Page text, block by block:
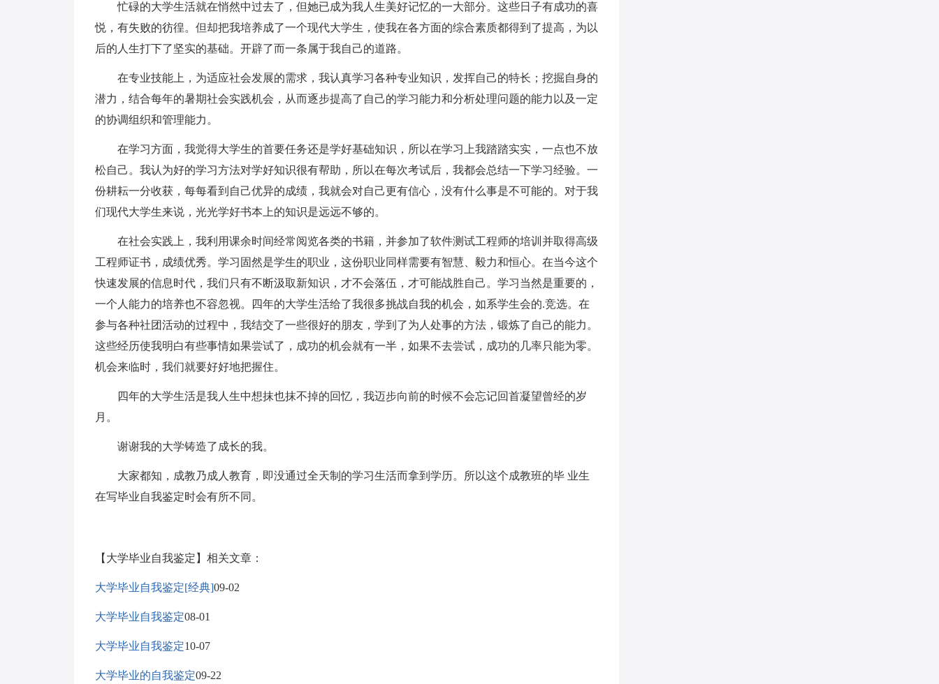
忙碌的大学生活就在悄然中过去了，但她已成为我人生美好记忆的一大部分。这些日子有成功的喜
悦，有失败的彷徨。但却把我培养成了一个现代大学生，使我在各方面的综合素质都得到了提高，为以
后的人生打下了坚实的基础。开辟了而一条属于我自己的道路。
在专业技能上，为适应社会发展的需求，我认真学习各种专业知识，发挥自己的特长；挖掘自身的
潜力，结合每年的暑期社会实践机会，从而逐步提高了自己的学习能力和分析处理问题的能力以及一定
的协调组织和管理能力。
在学习方面，我觉得大学生的首要任务还是学好基础知识，所以在学习上我踏踏实实，一点也不放
松自己。我认为好的学习方法对学好知识很有帮助，所以在每次考试后，我都会总结一下学习经验。一
份耕耘一分收获，每每看到自己优异的成绩，我就会对自己更有信心，没有什么事是不可能的。对于我
们现代大学生来说，光光学好书本上的知识是远远不够的。
在社会实践上，我利用课余时间经常阅览各类的书籍，并参加了软件测试工程师的培训并取得高级
工程师证书，成绩优秀。学习固然是学生的职业，这份职业同样需要有智慧、毅力和恒心。在当今这个
快速发展的信息时代，我们只有不断汲取新知识，才不会落伍，才可能战胜自己。学习当然是重要的，
一个人能力的培养也不容忽视。四年的大学生活给了我很多挑战自我的机会，如系学生会的.竞选。在
参与各种社团活动的过程中，我结交了一些很好的朋友，学到了为人处事的方法，锻炼了自己的能力。
这些经历使我明白有些事情如果尝试了，成功的机会就有一半，如果不去尝试，成功的几率只能为零。
机会来临时，我们就要好好地把握住。
四年的大学生活是我人生中想抹也抹不掉的回忆，我迈步向前的时候不会忘记回首凝望曾经的岁
月。
谢谢我的大学铸造了成长的我。
大家都知，成教乃成人教育，即没通过全天制的学习生活而拿到学历。所以这个成教班的毕 业生
在写毕业自我鉴定时会有所不同。
【大学毕业自我鉴定】相关文章：
大学毕业自我鉴定[经典]09-02
大学毕业自我鉴定08-01
大学毕业自我鉴定10-07
大学毕业的自我鉴定09-22